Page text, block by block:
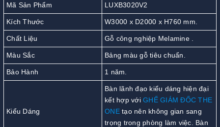
Mã Sản Phẩm LUXB3020V2
Kích Thước W3000 x D2000 x H760 mm.
Chất Liệu Gỗ công nghiệp Melamine .
Màu Sắc Bảng màu gỗ tiêu chuẩn.
Bảo Hành 1 năm.
Kiểu Dáng
Bàn lãnh đạo kiểu dáng hiện đại
kết hợp với GHẾ GIÁM ĐỐC THE
ONEtạo nên không gian sang
trọng trong phòng làm việc. Bàn